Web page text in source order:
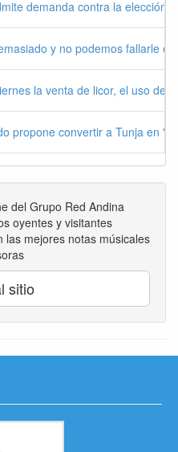
demanda contra la elección
y no podemos fallarle
la venta de licor, el uso de
propone convertir a Tunja en
del Grupo Red Andina
oyentes y visitantes
las mejores notas músicales
sitio